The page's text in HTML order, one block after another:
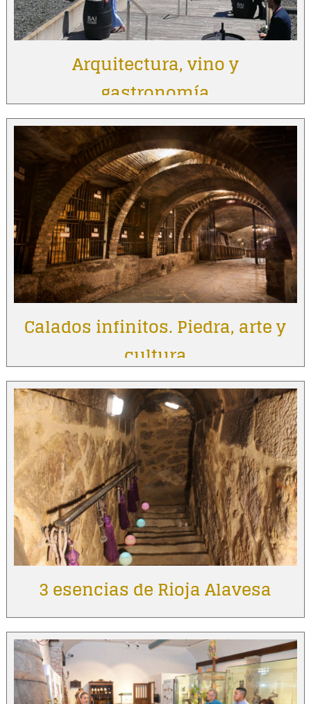
Arquitectura, vino y
gastronomía
Calados infinitos. Piedra, arte y
cultura
3 esencias de Rioja Alavesa